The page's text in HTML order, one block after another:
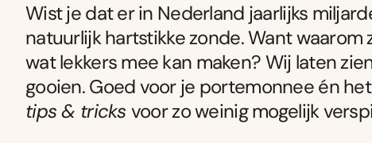
Wist je dat er in Nederland jaarlijks
natuurlijk hartstikke zonde. Want
wat lekkers mee kan maken? Wij laten
gooien. Goed voor je portemonnee én
tips & tricks voor zo weinig mogelijk